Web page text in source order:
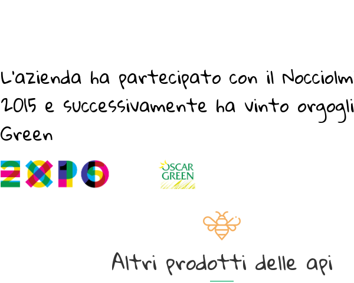
L'azienda ha partecipato con il
2015 e successivamente ha vinto
Green
Altri prodotti delle api